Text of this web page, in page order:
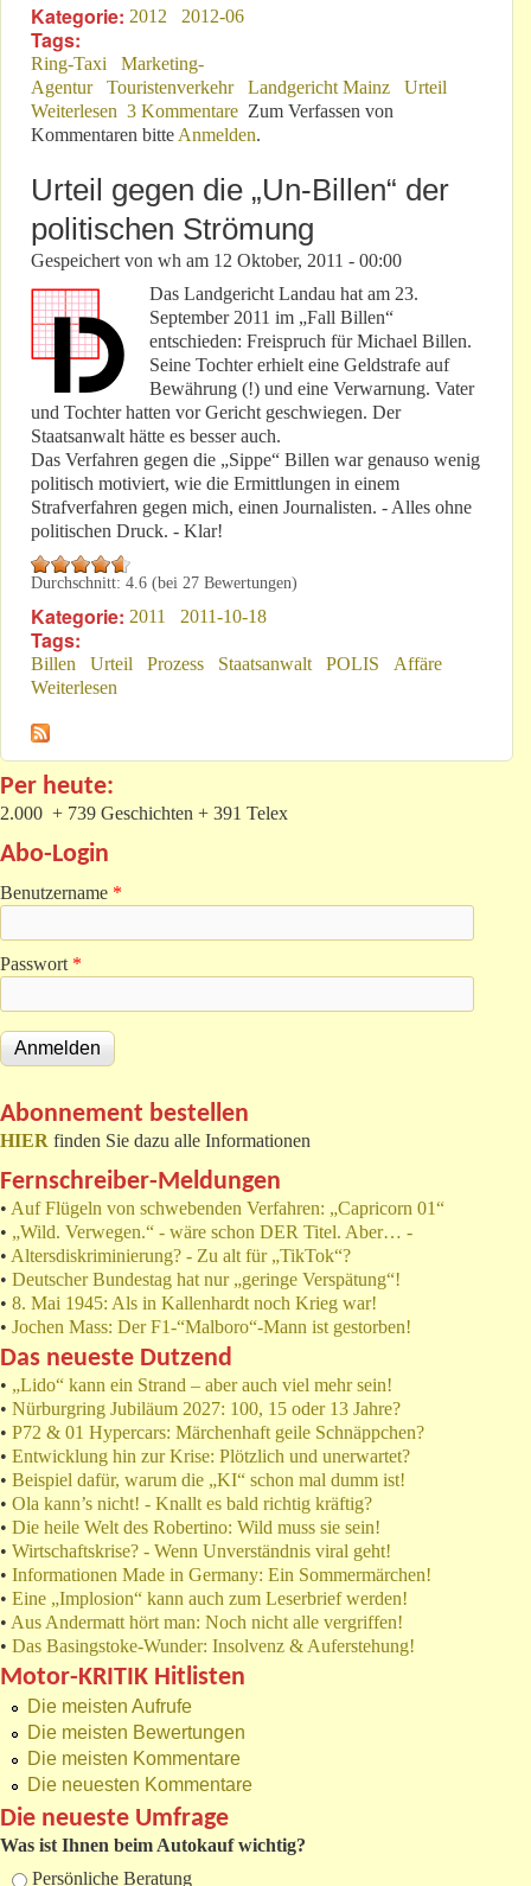
Kategorie: 2012 2012-06
Tags:
Ring-Taxi
Marketing-
Agentur
Touristenverkehr Landgericht Mainz
Urteil
Weiterlesen über „Hölle, wo ist dein Sieg?“
3 Kommentare Zum Verfassen von
Kommentaren bitte Anmelden.
Urteil gegen die „Un-Billen“ der
politischen Strömung
Gespeichert von wh am 12 Oktober, 2011 - 00:00
Das Landgericht Landau hat am 23.
September 2011 im „Fall Billen“
entschieden: Freispruch für Michael Billen.
Seine Tochter erhielt eine Geldstrafe auf
Bewährung (!) und eine Verwarnung. Vater
und Tochter hatten vor Gericht geschwiegen. Der
Staatsanwalt hätte es besser auch.
Das Verfahren gegen die „Sippe“ Billen war genauso wenig
politisch motiviert, wie die Ermittlungen in einem
Strafverfahren gegen mich, einen Journalisten. - Alles ohne
politischen Druck. - Klar!
Durchschnitt: 4.6 (bei 27 Bewertungen)
Kategorie: 2011 2011-10-18
Tags:
Billen Urteil Prozess Staatsanwalt POLIS
Affäre
Weiterlesen
Per heute:
2.000 + 739 Geschichten + 391 Telex
Abo-Login
Benutzername *
Passwort *
Abonnement bestellen
HIER finden Sie dazu alle Informationen
Fernschreiber-Meldungen
• Auf Flügeln von schwebenden Verfahren: „Capricorn 01“
• „Wild. Verwegen.“ - wäre schon DER Titel. Aber… -
• Altersdiskriminierung? - Zu alt für „TikTok“?
• Deutscher Bundestag hat nur „geringe Verspätung“!
• 8. Mai 1945: Als in Kallenhardt noch Krieg war!
• Jochen Mass: Der F1-“Malboro“-Mann ist gestorben!
Das neueste Dutzend
• „Lido“ kann ein Strand – aber auch viel mehr sein!
• Nürburgring Jubiläum 2027: 100, 15 oder 13 Jahre?
• P72 & 01 Hypercars: Märchenhaft geile Schnäppchen?
• Entwicklung hin zur Krise: Plötzlich und unerwartet?
• Beispiel dafür, warum die „KI“ schon mal dumm ist!
• Ola kann’s nicht! - Knallt es bald richtig kräftig?
• Die heile Welt des Robertino: Wild muss sie sein!
• Wirtschaftskrise? - Wenn Unverständnis viral geht!
• Informationen Made in Germany: Ein Sommermärchen!
• Eine „Implosion“ kann auch zum Leserbrief werden!
• Aus Andermatt hört man: Noch nicht alle vergriffen!
• Das Basingstoke-Wunder: Insolvenz & Auferstehung!
Motor-KRITIK Hitlisten
Die meisten Aufrufe
Die meisten Bewertungen
Die meisten Kommentare
Die neuesten Kommentare
Die neueste Umfrage
Was ist Ihnen beim Autokauf wichtig?
Auswahlmöglichkeiten
Persönliche Beratung